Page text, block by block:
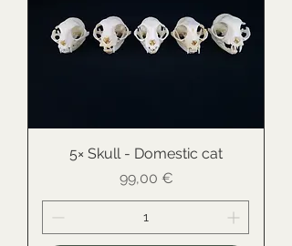
5× Skull - Domestic cat
Cena
99,00 €